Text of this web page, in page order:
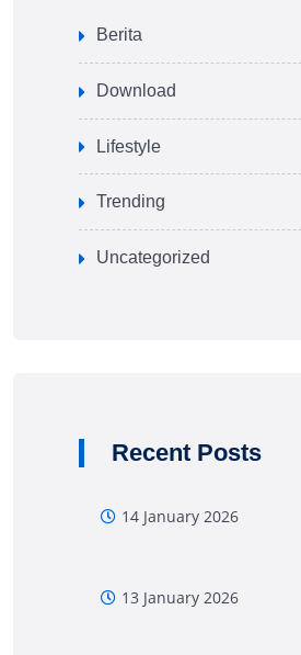
Berita
Download
Lifestyle
Trending
Uncategorized
Recent Posts
14 January 2026
13 January 2026